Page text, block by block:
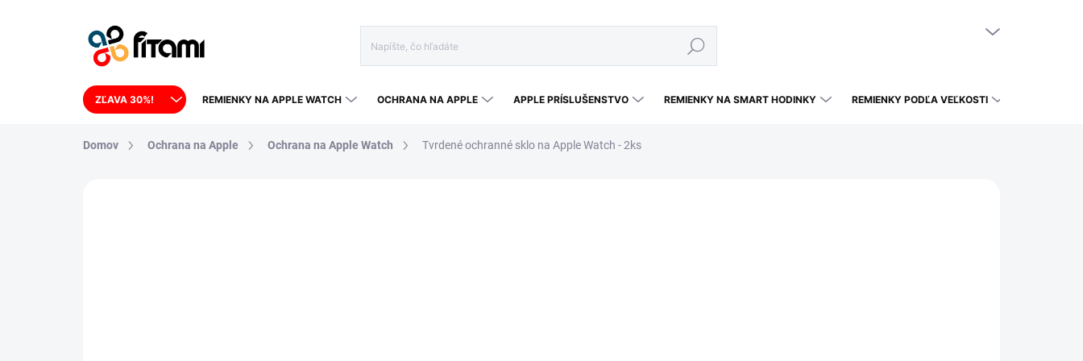
Hľadať
NÁKUPNÝ KOŠÍK
ZĽAVA 30%! REMIENKY NA APPLE WATCH OCHRANA NA APPLE APPLE PRÍSLUŠENSTVO REMIENKY NA SMART HODINKY REMIENKY PODĽA VEĽKOSTI
Domov Ochrana na Apple Ochrana na Apple Watch Tvrdené ochranné sklo na Apple Watch - 2ks